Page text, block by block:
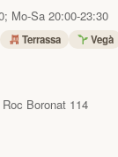
Mo-Sa 20:00-23:30
Terrassa Vegà
Boronat 114